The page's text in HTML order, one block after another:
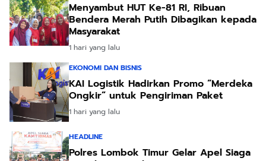
Menyambut HUT Ke-81 RI, Ribuan
Bendera Merah Putih Dibagikan kepada
Masyarakat
1 hari yang lalu
EKONOMI DAN BISNIS
KAI Logistik Hadirkan Promo “Merdeka
Ongkir” untuk Pengiriman Paket
1 hari yang lalu
HEADLINE
Polres Lombok Timur Gelar Apel Siaga